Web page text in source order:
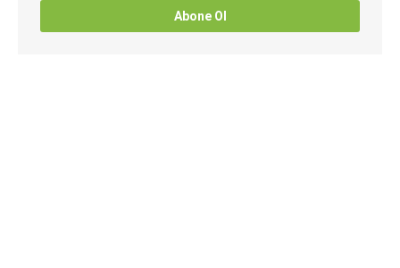
Abone Ol